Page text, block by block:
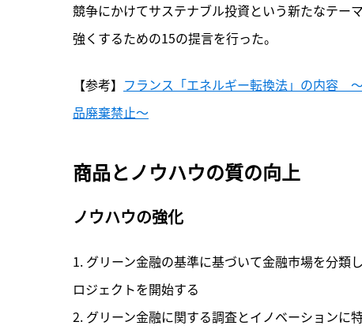
競争にかけてサステナブル投資という新たなテー
強くするための15の提言を行った。
【参考】 フランス「エネルギー転換法」の内容　
品廃棄禁止〜
商品とノウハウの質の向上
ノウハウの強化
1. グリーン金融の基準に基づいて金融市場を分類
ロジェクトを開始する
2. グリーン金融に関する調査とイノベーションに